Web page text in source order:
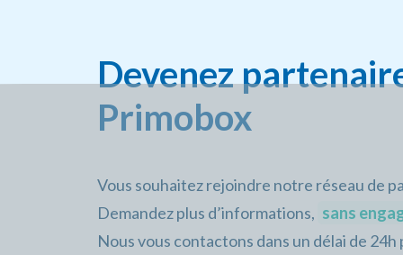
Devenez
Primobox
Vous souhaitez rejoindre notre réseau de
Demandez plus d’informations, sans
Nous vous contactons dans un délai de